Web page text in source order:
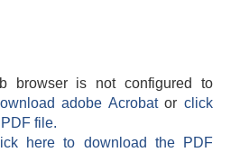
browser is not configured to
adobe Acrobatorclick
file.
here to download the PDF